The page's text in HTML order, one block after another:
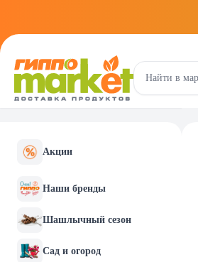
Акции
Наши бренды
Шашлычный сезон
Сад и огород